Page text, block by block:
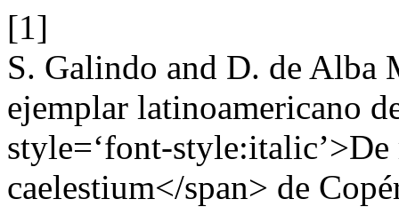
[1]
S. Galindo and D. de Alba
ejemplar latinoamericano
style=‘font-
caelestium</span> de